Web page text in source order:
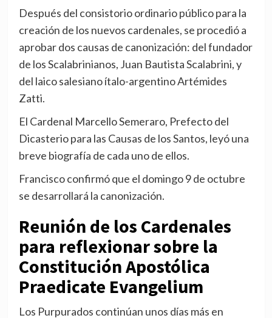
Después del consistorio ordinario público para la
creación de los nuevos cardenales, se procedió a
aprobar dos causas de canonización: del fundador
de los Scalabrinianos, Juan Bautista Scalabrini, y
del laico salesiano ítalo-argentino Artémides
Zatti.
El Cardenal Marcello Semeraro, Prefecto del
Dicasterio para las Causas de los Santos, leyó una
breve biografía de cada uno de ellos.
Francisco confirmó que el domingo 9 de octubre
se desarrollará la canonización.
Reunión de los Cardenales
para reflexionar sobre la
Constitución Apostólica
Praedicate Evangelium
Los Purpurados continúan unos días más en